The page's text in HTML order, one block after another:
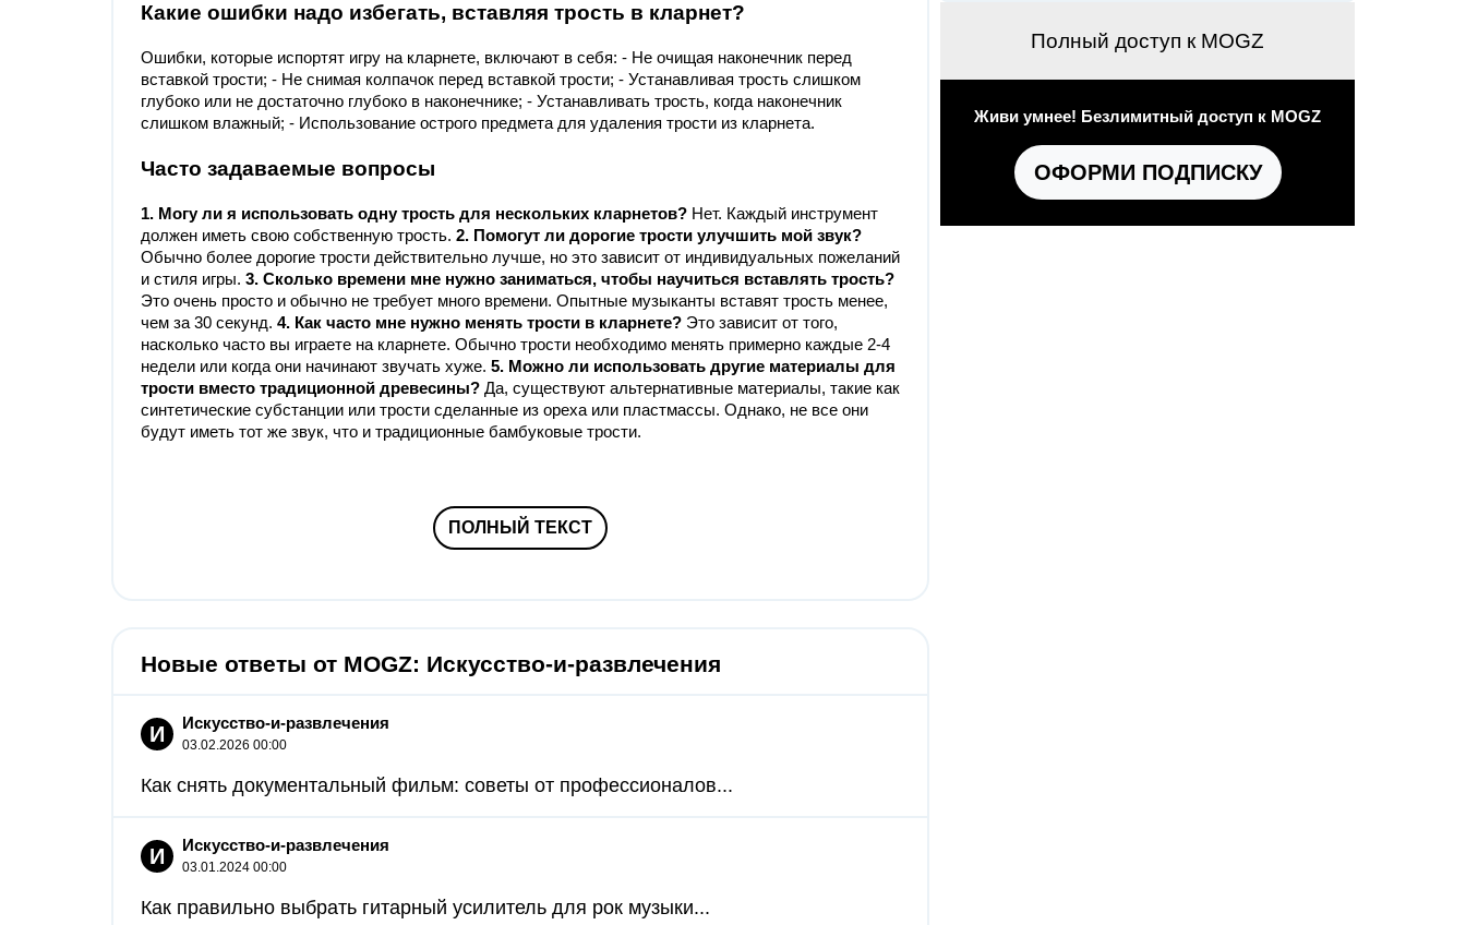
Какие ошибки надо избегать, вставляя трость в кларнет?
Ошибки, которые испортят игру на кларнете, включают в себя: - Не очищая наконечник перед
вставкой трости; - Не снимая колпачок перед вставкой трости; - Устанавливая трость слишком
глубоко или не достаточно глубоко в наконечнике; - Устанавливать трость, когда наконечник
слишком влажный; - Использование острого предмета для удаления трости из кларнета.
Часто задаваемые вопросы
1. Могу ли я использовать одну трость для нескольких кларнетов? Нет. Каждый инструмент
должен иметь свою собственную трость. 2. Помогут ли дорогие трости улучшить мой звук?
Обычно более дорогие трости действительно лучше, но это зависит от индивидуальных пожеланий
и стиля игры. 3. Сколько времени мне нужно заниматься, чтобы научиться вставлять трость?
Это очень просто и обычно не требует много времени. Опытные музыканты вставят трость менее,
чем за 30 секунд. 4. Как часто мне нужно менять трости в кларнете? Это зависит от того,
насколько часто вы играете на кларнете. Обычно трости необходимо менять примерно каждые 2-4
недели или когда они начинают звучать хуже. 5. Можно ли использовать другие материалы для
трости вместо традиционной древесины? Да, существуют альтернативные материалы, такие как
синтетические субстанции или трости сделанные из ореха или пластмассы. Однако, не все они
будут иметь тот же звук, что и традиционные бамбуковые трости.
ПОЛНЫЙ ТЕКСТ
Новые ответы от MOGZ: Искусство-и-развлечения
И Искусство-и-развлечения
03.02.2026 00:00
Как снять документальный фильм: советы от профессионалов...
И Искусство-и-развлечения
03.01.2024 00:00
Как правильно выбрать гитарный усилитель для рок музыки...
Полный доступ к MOGZ
Живи умнее! Безлимитный доступ к MOGZ
ОФОРМИ ПОДПИСКУ